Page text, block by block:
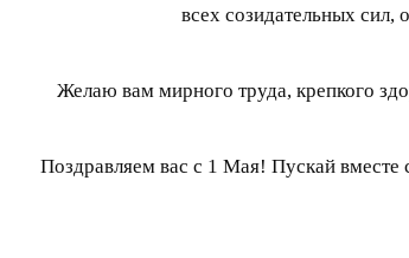
всех созидательных
Желаю вам мирного труда, крепкого
Поздравляем вас с 1 Мая! Пускай вместе